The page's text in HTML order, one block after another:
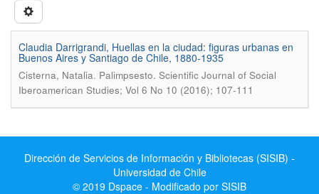
Claudia Darrigrandi, Huellas en la ciudad: figuras urbanas en
Buenos Aires y Santiago de Chile, 1880-1935
Cisterna, Natalia. Palimpsesto. Scientific Journal of Social
Iberoamerican Studies; Vol 6 No 10 (2016); 107-111
Dirección de Servicios de Información y Bibliotecas (SISIB) -
Universidad de Chile
© 2019 Dspace - Modificado por SISIB